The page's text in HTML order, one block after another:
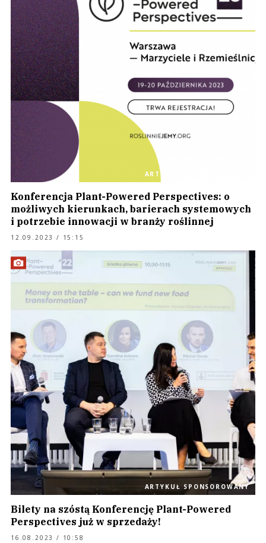
ARTYKUŁ SPONSOROWANY
Konferencja Plant-Powered Perspectives: o
możliwych kierunkach, barierach systemowych
i potrzebie innowacji w branży roślinnej
12.09.2023 / 15:15
ARTYKUŁ SPONSOROWANY
Bilety na szóstą Konferencję Plant-Powered
Perspectives już w sprzedaży!
16.08.2023 / 10:58